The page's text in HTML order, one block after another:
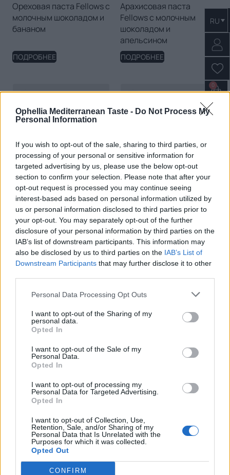
Ophellia Mediterranean Taste - Do Not Process My
Personal Information
If you wish to opt-out of the sale, sharing to third parties, or
processing of your personal or sensitive information for
targeted advertising by us, please use the below opt-out
section to confirm your selection. Please note that after your
opt-out request is processed you may continue seeing
interest-based ads based on personal information utilized by
us or personal information disclosed to third parties prior to
your opt-out. You may separately opt-out of the further
disclosure of your personal information by third parties on the
IAB’s list of downstream participants. This information may
also be disclosed by us to third parties on the IAB’s List of
Downstream Participants that may further disclose it to other
Personal Data Processing Opt Outs
I want to opt-out of the Sharing of my
personal data.
Opted In
I want to opt-out of the Sale of my
Personal Data.
Opted In
I want to opt-out of processing my
Personal Data for Targeted Advertising.
Opted In
I want to opt-out of Collection, Use,
Retention, Sale, and/or Sharing of my
Personal Data that Is Unrelated with the
Purposes for which it was collected.
Opted Out
CONFIRM
RU
0
Ореховая паста Fellows с
молочным шоколадом и
бананом
ПОДРОБНЕЕ
Арахисовая паста
Fellows с молочным
шоколадом и
апельсином
ПОДРОБНЕЕ
Ореховая паста Fellows с
молочным шоколадом и
клубникой
ПОДРОБНЕЕ
Тахини
ПОДРОБНЕЕ
Тахини с какао
ПОДРОБНЕЕ
Тахини цельнозерновой
ПОДРОБНЕЕ